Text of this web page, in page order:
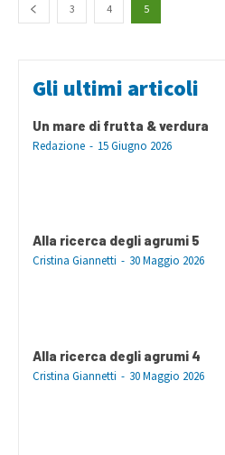
3 4 5
Gli ultimi articoli
Un mare di frutta & verdura
Redazione - 15 Giugno 2026
Alla ricerca degli agrumi 5
Cristina Giannetti - 30 Maggio 2026
Alla ricerca degli agrumi 4
Cristina Giannetti - 30 Maggio 2026